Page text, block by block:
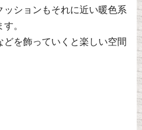
ッションもそれに近い暖色系
。
を飾っていくと楽しい空間